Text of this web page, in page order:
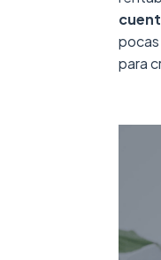
para